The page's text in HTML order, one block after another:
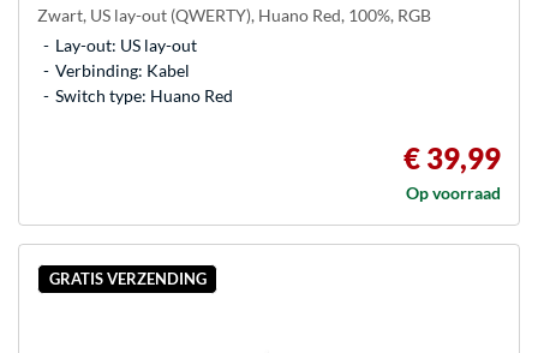
Zwart, US lay-out (QWERTY), Huano Red, 100%, RGB
Lay-out: US lay-out
Verbinding: Kabel
Switch type: Huano Red
€ 39,99
Op voorraad
GRATIS VERZENDING